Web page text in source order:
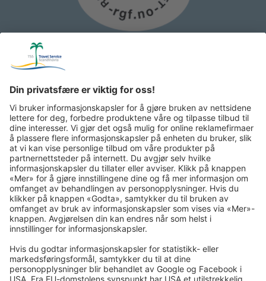
Reisebrev via nyhetsbrev på e -post:
I tiden som kommer sender vi deg gjerne våre flotteste turer